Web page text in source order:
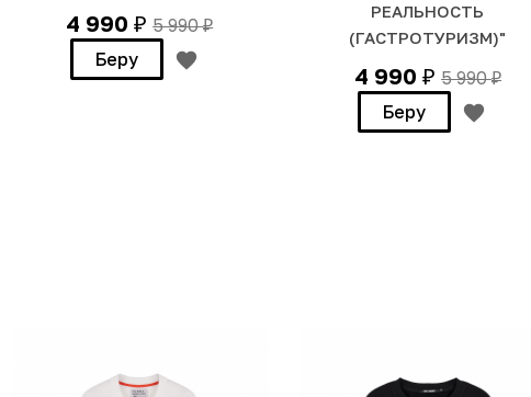
4 990₽ 5 990₽
Беру
РЕАЛЬНОСТЬ
(ГАСТРОТУРИЗМ)"
4 990 ₽ 5 990₽
Беру